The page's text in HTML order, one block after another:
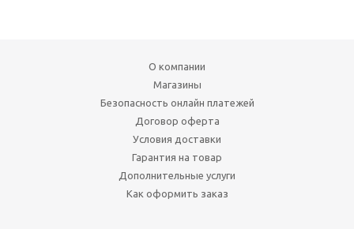
О компании
Магазины
Безопасность онлайн платежей
Договор оферта
Условия доставки
Гарантия на товар
Дополнительные услуги
Как оформить заказ